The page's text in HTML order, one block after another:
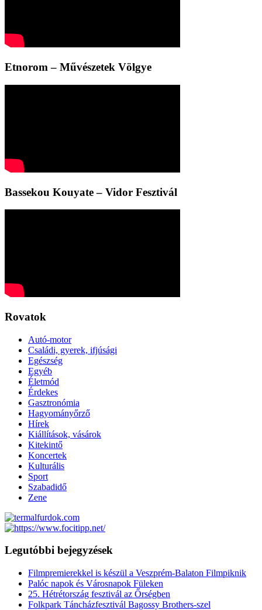
Etnorom – Művészetek Völgye
Bassekou Kouyate – Vidor Fesztivál
Rovatok
Autó-motor
Családi, gyerek, ifjúsági
Egészség
Egyéb
Életmód
Érdekes
Gasztronómia
Hagyományőrző
Hírek
Kiállítások, vásárok
Kitekintő
Koncertek
Kulturális
Sport
Szabadidő
Zene
Legutóbbi bejegyzések
Filmpremierekkel is készül a Veszprém-Balaton Filmpiknik
Palóc napok és Városnapok Füleken
25. Hétrétország fesztivál az Őrségben
Folkpark Táncházfesztivál Bagossy Brothers-szel